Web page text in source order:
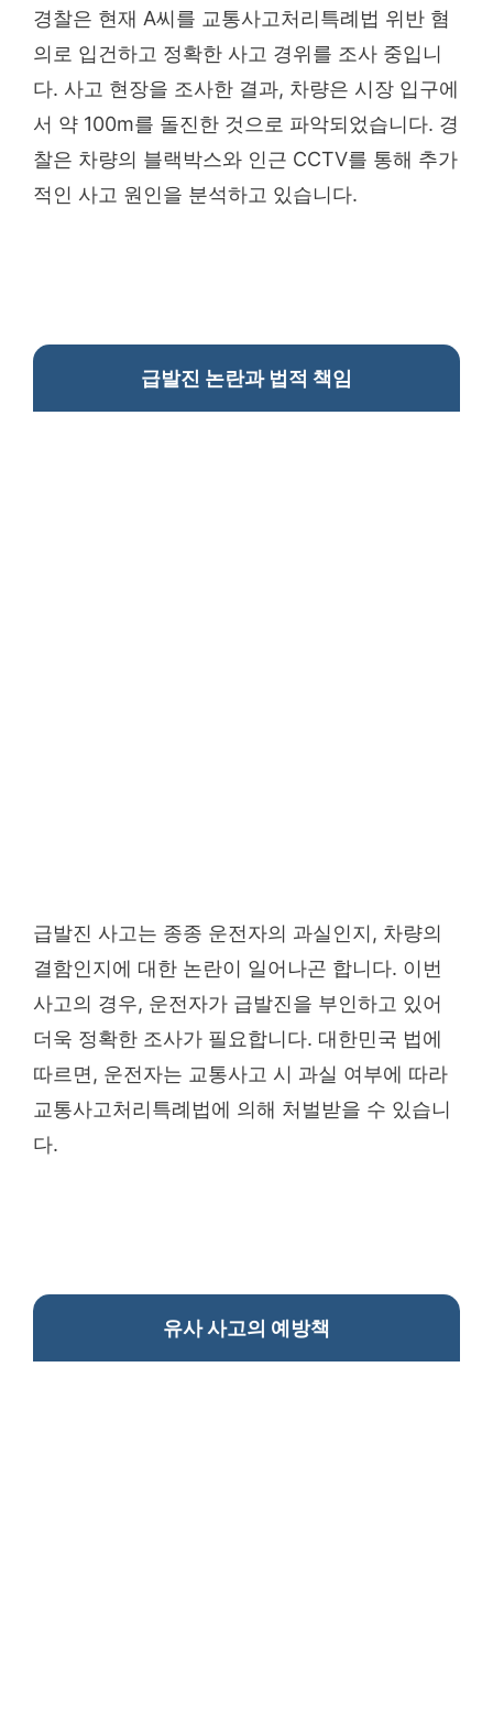
경찰은 현재 A씨를 교통사고처리특례법 위반 혐
의로 입건하고 정확한 사고 경위를 조사 중입니
다. 사고 현장을 조사한 결과, 차량은 시장 입구에
서 약 100m를 돌진한 것으로 파악되었습니다. 경
찰은 차량의 블랙박스와 인근 CCTV를 통해 추가
적인 사고 원인을 분석하고 있습니다.
급발진 논란과 법적 책임
급발진 사고는 종종 운전자의 과실인지, 차량의
결함인지에 대한 논란이 일어나곤 합니다. 이번
사고의 경우, 운전자가 급발진을 부인하고 있어
더욱 정확한 조사가 필요합니다. 대한민국 법에
따르면, 운전자는 교통사고 시 과실 여부에 따라
교통사고처리특례법에 의해 처벌받을 수 있습니
다.
유사 사고의 예방책